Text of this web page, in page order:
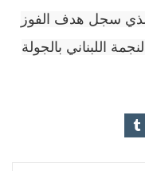
سجل هدف الفوز
اللبناني بالجولة